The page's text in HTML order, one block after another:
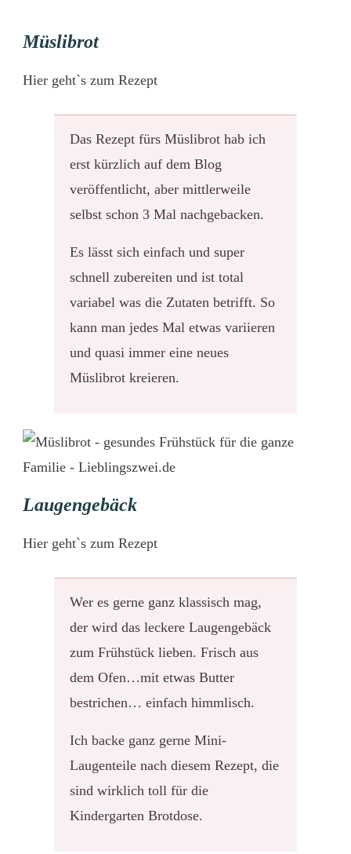
Müslibrot
Hier geht`s zum Rezept
Das Rezept fürs Müslibrot hab ich
erst kürzlich auf dem Blog
veröffentlicht, aber mittlerweile
selbst schon 3 Mal nachgebacken.
Es lässt sich einfach und super
schnell zubereiten und ist total
variabel was die Zutaten betrifft. So
kann man jedes Mal etwas variieren
und quasi immer eine neues
Müslibrot kreieren.
Laugengebäck
Hier geht`s zum Rezept
Wer es gerne ganz klassisch mag,
der wird das leckere Laugengebäck
zum Frühstück lieben. Frisch aus
dem Ofen…mit etwas Butter
bestrichen… einfach himmlisch.
Ich backe ganz gerne Mini-
Laugenteile nach diesem Rezept, die
sind wirklich toll für die
Kindergarten Brotdose.